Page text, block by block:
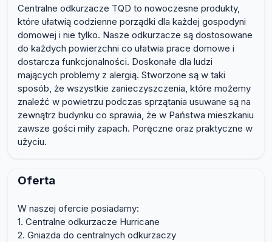
Centralne odkurzacze TQD to nowoczesne produkty,
które ułatwią codzienne porządki dla każdej gospodyni
domowej i nie tylko. Nasze odkurzacze są dostosowane
do każdych powierzchni co ułatwia prace domowe i
dostarcza funkcjonalności. Doskonałe dla ludzi
mających problemy z alergią. Stworzone są w taki
sposób, że wszystkie zanieczyszczenia, które możemy
znaleźć w powietrzu podczas sprzątania usuwane są na
zewnątrz budynku co sprawia, że w Państwa mieszkaniu
zawsze gości miły zapach. Poręczne oraz praktyczne w
użyciu.
Oferta
W naszej ofercie posiadamy:
1. Centralne odkurzacze Hurricane
2. Gniazda do centralnych odkurzaczy